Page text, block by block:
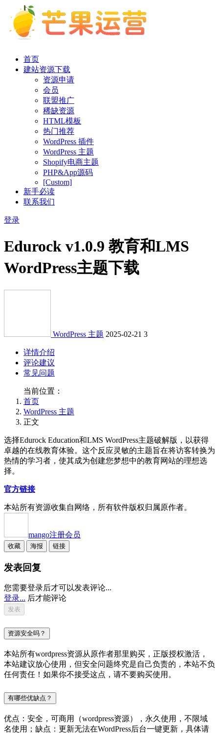
首页
建站资源下载
资源申请
会员
联盟推广
稀缺资源
HTML模板
热门推荐
WordPress 插件
WordPress 主题
Shopify电商主题
PHP&App源码
[Custom]
新手必读
联系我们
登录
Edurock v1.0.9 教育和LMS
WordPress主题下载
WordPress 主题 2025-02-21 3
详情介绍
评论建议
常见问题
当前位置：
首页
WordPress 主题
正文
选择Edurock Education和LMS WordPress主题破解版，以获得
卓越的在线教育体验。这个反应灵敏的主题旨在将访客转换为
热情的学习者，使其成为创建您梦想中的教育网站的理想选
择。
官方链接
本站所有资源收集自网络，所有软件版权归属原作者。
mango注册会员
收藏 海报 链接
发表回复
您需要登录后才可以发表评论...
登录... 后才能评论
资源安全吗？
本站所有wordpress资源从原作者那里购买，正版授权激活，
本站建议放心使用，但安全问题终究是自己负责的，本站不负
任何责任！如果你不接受这点，请不要购买使用。
有哪些优缺点？
优点：安全，可商用（wordpress资源），永久使用，不限域
名使用；缺点：更新无法在WordPress后台一键更新，具体请